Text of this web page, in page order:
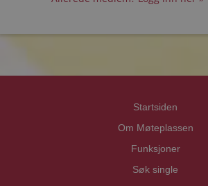
Startsiden
Om Møteplassen
Funksjoner
Søk single